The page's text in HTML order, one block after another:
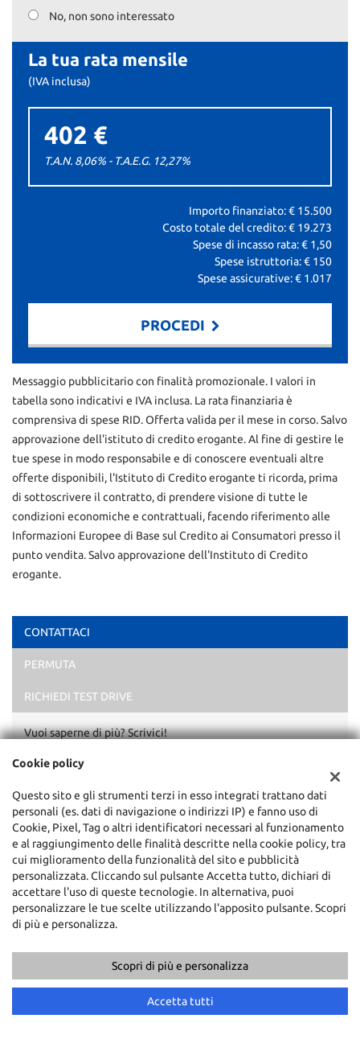
No, non sono interessato
La tua rata mensile
(IVA inclusa)
402 €
T.A.N. 8,06% - T.A.E.G. 12,27%
Importo finanziato: € 15.500
Costo totale del credito: € 19.273
Spese di incasso rata: € 1,50
Spese istruttoria: € 150
Spese assicurative: € 1.017
PROCEDI
Contattaci
Ho letto e accettol'informativa privacy*
Acconsento al trattamento dei miei dati per finalità di
Invia la tua richiesta
Messaggio pubblicitario con finalità promozionale. I valori in
tabella sono indicativi e IVA inclusa. La rata finanziaria è
comprensiva di spese RID. Offerta valida per il mese in corso. Salvo
approvazione dell'istituto di credito erogante. Al fine di gestire le
tue spese in modo responsabile e di conoscere eventuali altre
offerte disponibili, l'Istituto di Credito erogante ti ricorda, prima
di sottoscrivere il contratto, di prendere visione di tutte le
condizioni economiche e contrattuali, facendo riferimento alle
Informazioni Europee di Base sul Credito ai Consumatori presso il
punto vendita. Salvo approvazione dell'Instituto di Credito
erogante.
CONTATTACI
PERMUTA
RICHIEDI TEST DRIVE
Vuoi saperne di più? Scrivici!
+39 090 994 3021
Cookie policy
Questo sito e gli strumenti terzi in esso integrati trattano dati
personali (es. dati di navigazione o indirizzi IP) e fanno uso di
Cookie, Pixel, Tag o altri identificatori necessari al funzionamento
e al raggiungimento delle finalità descritte nella cookie policy, tra
cui miglioramento della funzionalità del sito e pubblicità
personalizzata. Cliccando sul pulsante Accetta tutto, dichiari di
accettare l'uso di queste tecnologie. In alternativa, puoi
personalizzare le tue scelte utilizzando l'apposito pulsante. Scopri
di più e personalizza.
Scopri di più e personalizza
Accetta tutti